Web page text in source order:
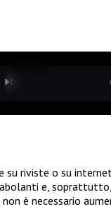
su riviste o su
e, soprattutto,
è necessario